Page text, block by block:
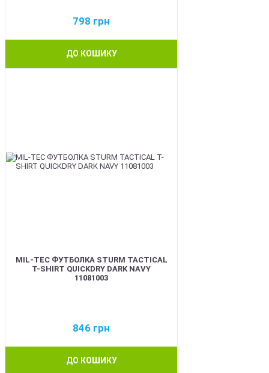
798 грн
ДО КОШИКУ
MIL-TEC ФУТБОЛКА STURM TACTICAL
T-SHIRT QUICKDRY DARK NAVY
11081003
846 грн
ДО КОШИКУ